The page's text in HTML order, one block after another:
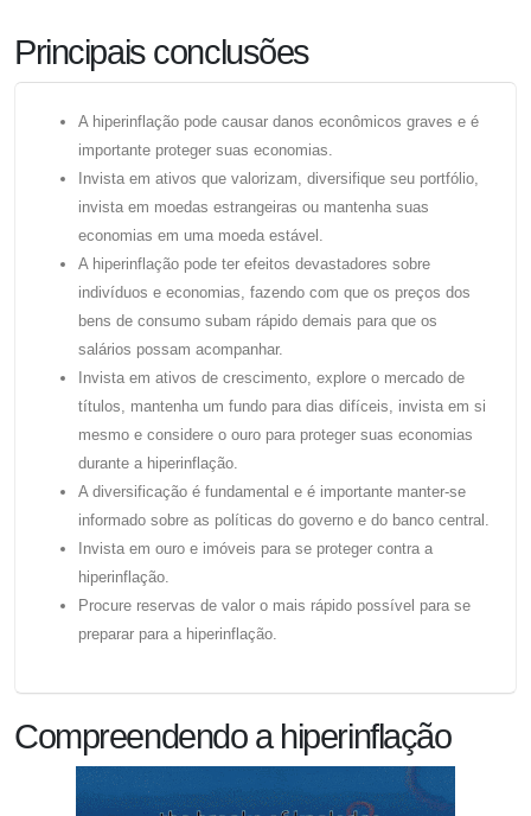
Principais conclusões
A hiperinflação pode causar danos econômicos graves e é
importante proteger suas economias.
Invista em ativos que valorizam, diversifique seu portfólio,
invista em moedas estrangeiras ou mantenha suas
economias em uma moeda estável.
A hiperinflação pode ter efeitos devastadores sobre
indivíduos e economias, fazendo com que os preços dos
bens de consumo subam rápido demais para que os
salários possam acompanhar.
Invista em ativos de crescimento, explore o mercado de
títulos, mantenha um fundo para dias difíceis, invista em si
mesmo e considere o ouro para proteger suas economias
durante a hiperinflação.
A diversificação é fundamental e é importante manter-se
informado sobre as políticas do governo e do banco central.
Invista em ouro e imóveis para se proteger contra a
hiperinflação.
Procure reservas de valor o mais rápido possível para se
preparar para a hiperinflação.
Compreendendo a hiperinflação